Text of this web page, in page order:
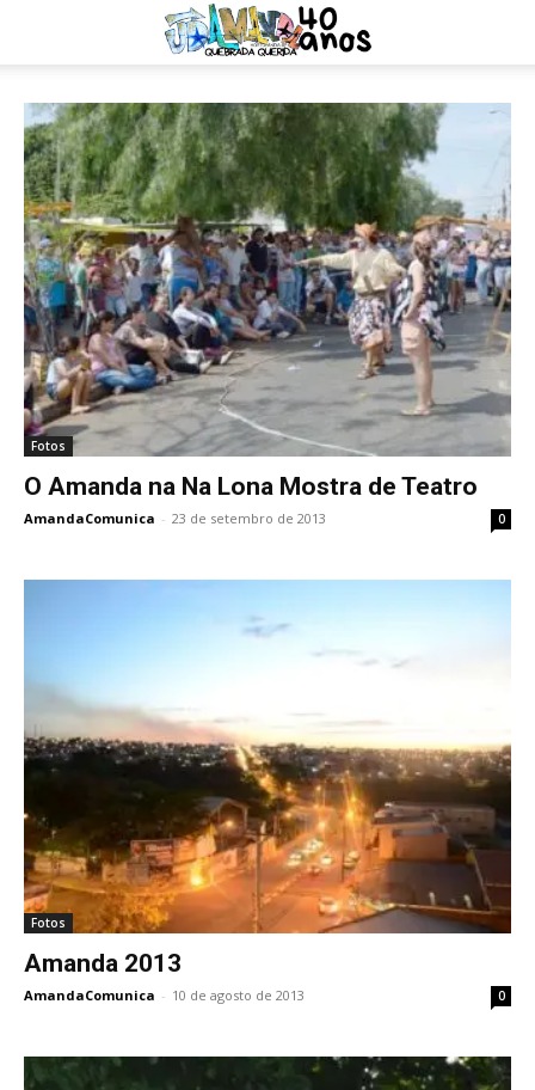
Fotos
O Amanda na Na Lona Mostra de Teatro
AmandaComunica - 23 de setembro de 2013 0
Fotos
Amanda 2013
AmandaComunica - 10 de agosto de 2013 0